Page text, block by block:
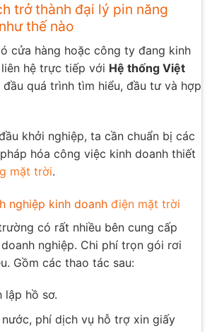
trở thành đại lý pin năng
thế nào
cửa hàng hoặc công ty đang kinh
hệ trực tiếp với Hệ thống Việt
quá trình tìm hiểu, đầu tư và hợp
khởi nghiệp, ta cần chuẩn bị các
hóa công việc kinh doanh thiết
mặt trời.
nghiệp kinh doanh điện mặt trời
có rất nhiều bên cung cấp
nghiệp. Chi phí trọn gói rơi
Gồm các thao tác sau:
lập hồ sơ.
phí dịch vụ hỗ trợ xin giấy